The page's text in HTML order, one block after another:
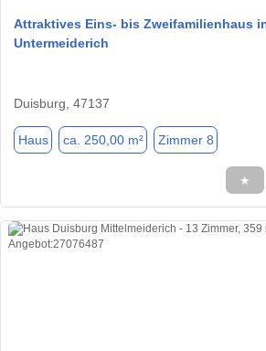
Attraktives Eins- bis Zweifamilienhaus
Untermeiderich
Duisburg, 47137
Haus ca. 250,00 m² Zimmer 8
★